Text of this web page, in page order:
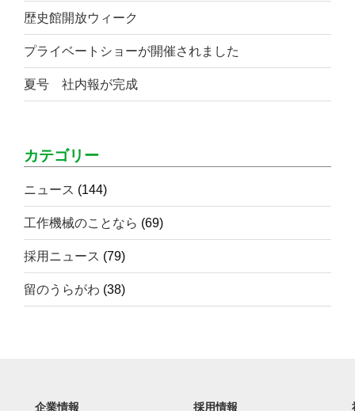
歴史館開放ウィーク
プライベートショーが開催されました
夏号 社内報が完成
カテゴリー
ニュース (144)
工作機械のことなら (69)
採用ニュース (79)
留のうらがわ (38)
企業情報 採用情報